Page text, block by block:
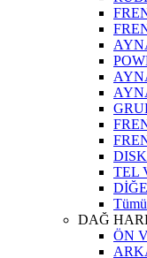
TEL
DAĞ
ÖN